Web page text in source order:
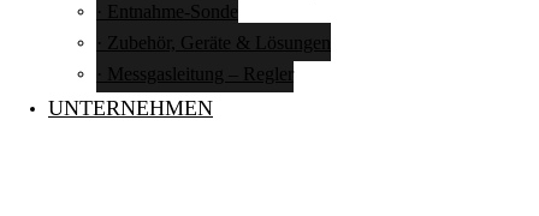
· Entnahme-Sonde
· Zubehör, Geräte & Lösungen
· Messgasleitung – Regler
UNTERNEHMEN